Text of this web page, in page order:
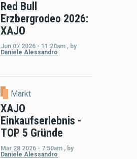
Red Bull
Erzbergrodeo 2026:
XAJO
Jun 07 2026 - 11:20am , by
Daniele Alessandro
Markt
XAJO
Einkaufserlebnis -
TOP 5 Gründe
Mar 28 2026 - 7:50am , by
Daniele Alessandro